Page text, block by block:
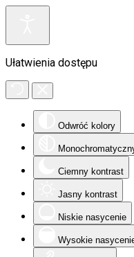
Ułatwienia dostępu
Odwróć kolory
Ciemny kontrast
Jasny kontrast
Niskie nasycenie
Wysokie